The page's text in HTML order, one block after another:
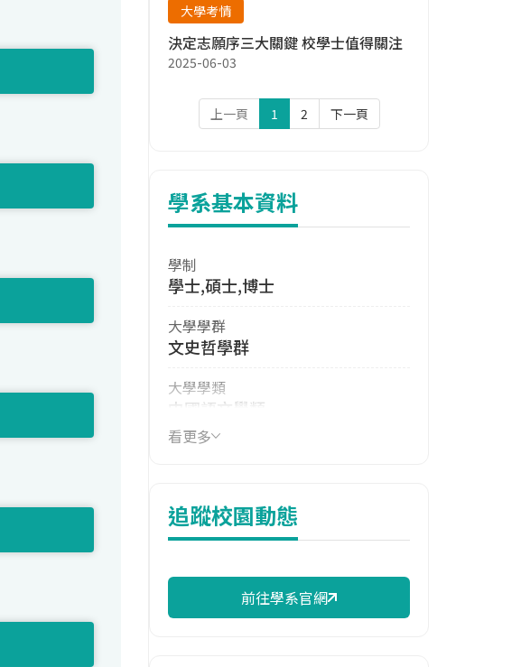
大學考情
決定志願序三大關鍵 校學士值得關注
2025-06-03
上一頁 1 2 下一頁
學系基本資料
學制
學士,碩士,博士
大學學群
文史哲學群
大學學類
中國語文學類
114年學費
114年雜費
7,380 元/學期
114年註冊率
看更多
追蹤校園動態
前往學系官網